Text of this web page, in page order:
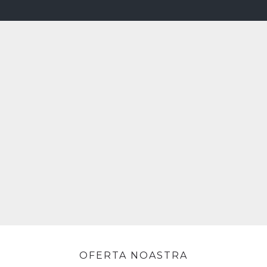
OFERTA NOASTRA